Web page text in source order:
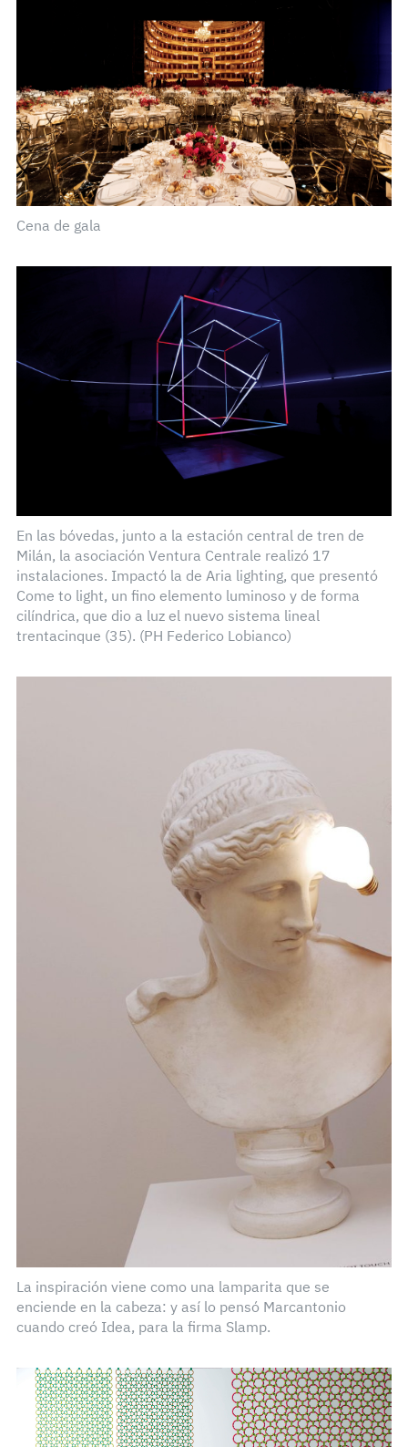
Cena de gala
En las bóvedas, junto a la estación central de tren de
Milán, la asociación Ventura Centrale realizó 17
instalaciones. Impactó la de Aria lighting, que presentó
Come to light, un fino elemento luminoso y de forma
cilíndrica, que dio a luz el nuevo sistema lineal
trentacinque (35). (PH Federico Lobianco)
La inspiración viene como una lamparita que se
enciende en la cabeza: y así lo pensó Marcantonio
cuando creó Idea, para la firma Slamp.